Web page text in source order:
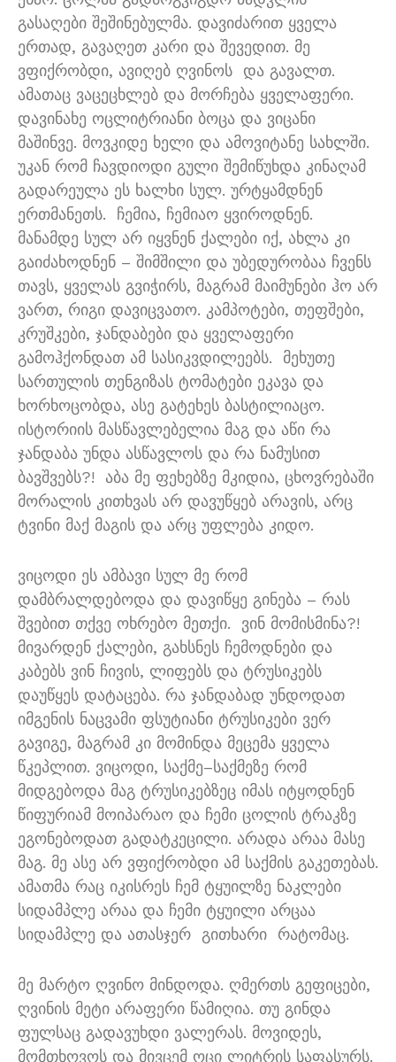
გასაღები შეშინებულმა. დავიძარით ყველა
ერთად, გავაღეთ კარი და შევედით. მე
ვფიქრობდი, ავიღებ ღვინოს და გავალთ.
ამათაც ვაცეცხლებ და მორჩება ყველაფერი.
დავინახე ოცლიტრიანი ბოცა და ვიცანი
მაშინვე. მოვკიდე ხელი და ამოვიტანე სახლში.
უკან რომ ჩავდიოდი გული შემიწუხდა კინაღამ
გადარეულა ეს ხალხი სულ. ურტყამდნენ
ერთმანეთს. ჩემია, ჩემიაო ყვიროდნენ.
მანამდე სულ არ იყვნენ ქალები იქ, ახლა კი
გაიძახოდნენ – შიმშილი და უბედურობაა ჩვენს
თავს, ყველას გვიჭირს, მაგრამ მაიმუნები ჰო არ
ვართ, რიგი დავიცვათო. კამპოტები, თეფშები,
კრუშკები, ჯანდაბები და ყველაფერი
გამოჰქონდათ ამ სასიკვდილეებს.
მეხუთე
სართულის თენგიზას ტომატები ეკავა და
ხორხოცობდა, ასე გატეხეს ბასტილიაცო.
ისტორიის მასწავლებელია მაგ და აწი რა
ჯანდაბა უნდა ასწავლოს და რა ნამუსით
ბავშვებს?! აბა მე ფეხებზე მკიდია, ცხოვრებაში
მორალის კითხვას არ დავუწყებ არავის, არც
ტვინი მაქ მაგის და არც უფლება კიდო.
ვიცოდი ეს ამბავი სულ მე რომ
დამბრალდებოდა და დავიწყე გინება – რას
შვებით თქვე ოხრებო მეთქი. ვინ მომისმინა?!
მივარდენ ქალები, გახსნეს ჩემოდნები და
კაბებს ვინ ჩივის, ლიფებს და ტრუსიკებს
დაუწყეს დატაცება. რა ჯანდაბად უნდოდათ
იმგენის ნაცვამი ფსუტიანი ტრუსიკები ვერ
გავიგე, მაგრამ კი მომინდა მეცემა ყველა
წკეპლით. ვიცოდი, საქმე–საქმეზე რომ
მიდგებოდა მაგ ტრუსიკებზეც იმას იტყოდნენ
წიფურიამ მოიპარაო და ჩემი ცოლის ტრაკზე
ეგონებოდათ გადატკეცილი. არადა არაა მასე
მაგ. მე ასე არ ვფიქრობდი ამ საქმის გაკეთებას.
ამათმა რაც იკისრეს ჩემ ტყუილზე ნაკლები
სიდამპლე არაა და ჩემი ტყუილი არცაა
სიდამპლე და ათასჯერ
გითხარი რატომაც.
მე მარტო ღვინო მინდოდა. ღმერთს გეფიცები,
ღვინის მეტი არაფერი წამიღია. თუ გინდა
ფულსაც გადავუხდი ვალერას. მოვიდეს,
მომთხოვოს და მივცემ ოცი ლიტრის საფასურს.